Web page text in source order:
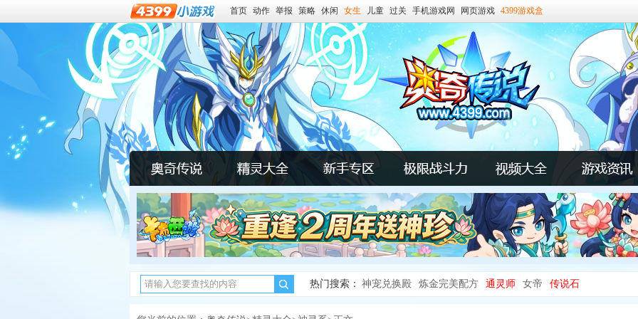
首页 动作 举报 策略 休闲 女生 儿童 过关 手机游戏网 网页游戏 4399游戏盒
热门搜索： 神宠兑换殿 炼金完美配方 通灵师 女帝 传说石